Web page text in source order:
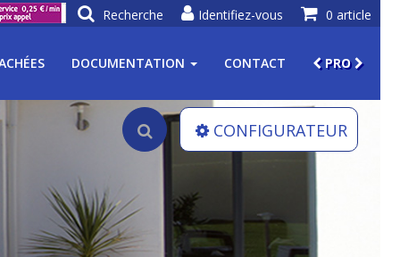
0 article
Identifiez-vous
Recherche
DOCUMENTATION CONTACT PRO
CONFIGURATEUR